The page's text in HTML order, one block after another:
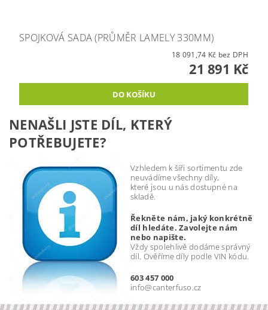
SPOJKOVÁ SADA (PRŮMĚR LAMELY 330MM)
18 091,74 Kč bez DPH
21 891 Kč
NENAŠLI JSTE DÍL, KTERÝ
POTŘEBUJETE?
Vzhledem k šíři sortimentu zde
neuvádíme všechny díly,
které jsou u nás dostupné na
skladě.
Řekněte nám, jaký konkrétně
díl hledáte. Zavolejte nám
nebo napište.
Vždy spolehlivě dodáme správný
díl. Ověříme díly podle VIN kódu.
603 457 000
info@canterfuso.cz